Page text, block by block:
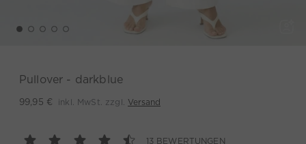
Pullover - darkblue
99,95 € inkl. MwSt. zzgl. Versand
13 BEWERTUNGEN